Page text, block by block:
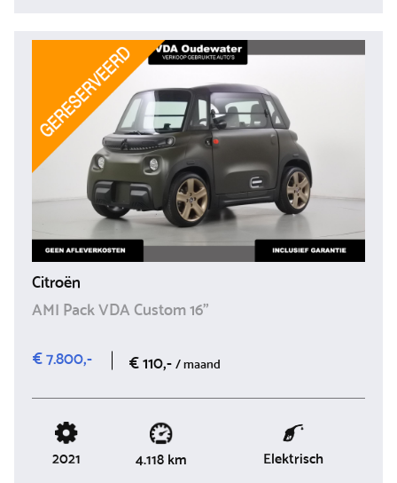
Citroën
AMI Pack VDA Custom 16"
€ 7.800,-
€ 110,-/ maand
2021 4.118 km Elektrisch